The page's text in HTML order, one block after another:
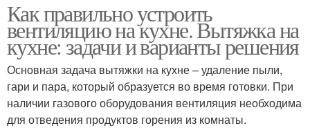
Как правильно устроить
вентиляцию на кухне. Вытяжка на
кухне: задачи и варианты решения
Основная задача вытяжки на кухне – удаление пыли,
гари и пара, который образуется во время готовки. При
наличии газового оборудования вентиляция необходима
для отведения продуктов горения из комнаты.